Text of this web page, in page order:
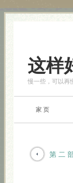
这样
慢一些，可以再
家 页
第 二